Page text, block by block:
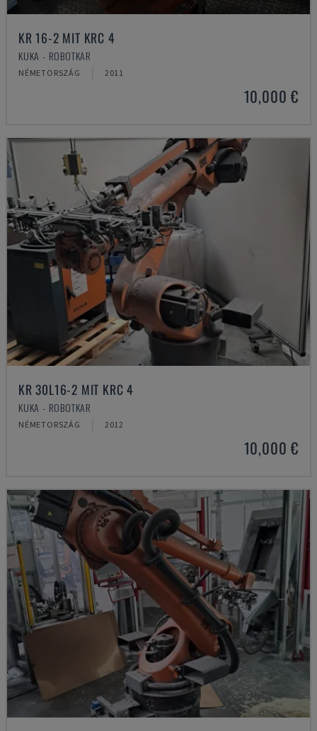
KR 16-2 MIT KRC 4
KUKA - ROBOTKAR
NÉMETORSZÁG 2011
10,000 €
KR 30L16-2 MIT KRC 4
KUKA - ROBOTKAR
NÉMETORSZÁG 2012
10,000 €